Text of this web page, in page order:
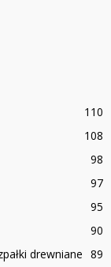
110
108
98
97
95
90
drewniane 89